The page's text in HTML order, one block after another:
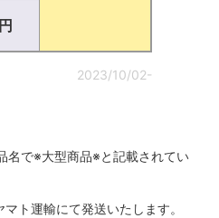
2023/10/02-
名で※大型商品※と記載されてい
ト運輸にて発送いたします。